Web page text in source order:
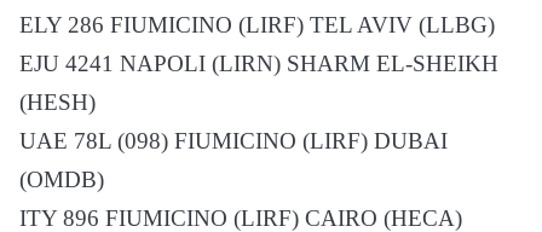
ELY 286 FIUMICINO (LIRF) TEL AVIV (LLBG)
EJU 4241 NAPOLI (LIRN) SHARM EL-SHEIKH
(HESH)
UAE 78L (098) FIUMICINO (LIRF) DUBAI
(OMDB)
ITY 896 FIUMICINO (LIRF) CAIRO (HECA)